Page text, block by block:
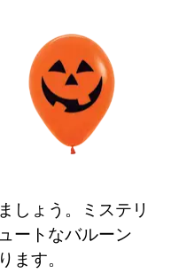
しょう。ミステリ
ートなバルーン
ます。